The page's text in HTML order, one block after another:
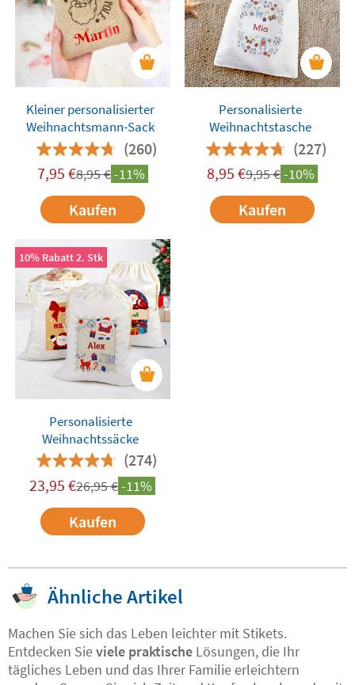
Kleiner personalisierter
Weihnachtsmann-Sack
(260)
7,95 €8,95€-11%
Kaufen
Personalisierte
Weihnachtstasche
(227)
8,95 €9,95€-10%
Kaufen
10% Rabatt 2. Stk
Personalisierte
Weihnachtssäcke
(274)
23,95 €26,95€-11%
Kaufen
Ähnliche Artikel
Machen Sie sich das Leben leichter mit Stikets.
Entdecken Sieviele praktische Lösungen, die Ihr
tägliches Leben und das Ihrer Familie erleichtern